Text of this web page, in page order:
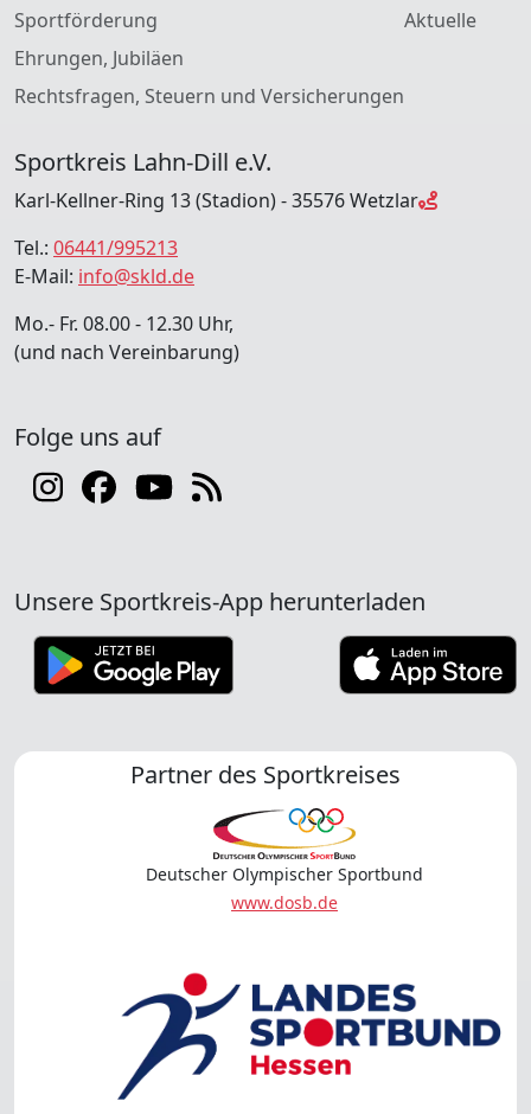
Sportförderung
Ehrungen, Jubiläen
Rechtsfragen, Steuern und Versicherungen
Aktuelle
Sportkreis Lahn-Dill e.V.
Karl-Kellner-Ring 13 (Stadion) - 35576 Wetzlar
Tel.: 06441/995213
E-Mail: info@skld.de
Mo.- Fr. 08.00 - 12.30 Uhr,
(und nach Vereinbarung)
Folge uns auf
Unsere Sportkreis-App herunterladen
Partner des Sportkreises
Deutscher Olympischer Sportbund
www.dosb.de